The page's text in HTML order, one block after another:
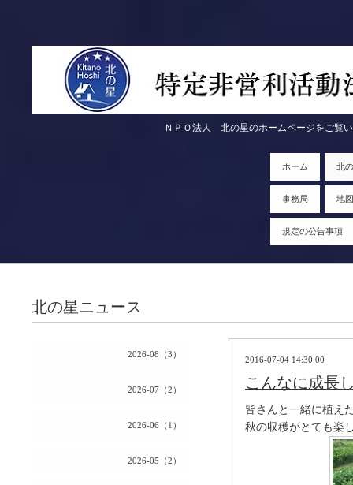
ＮＰＯ法人 北の星のホームページをご覧いただきま
ホーム 北
事務局 地図
規定の公告事項
2026-08（3）
2026-07（2）
2026-06（1）
2026-05（2）
北の星ニュース
2016-07-04 14:30:00
こんなに成長
皆さんと一緒に植え
秋の収穫がとても楽